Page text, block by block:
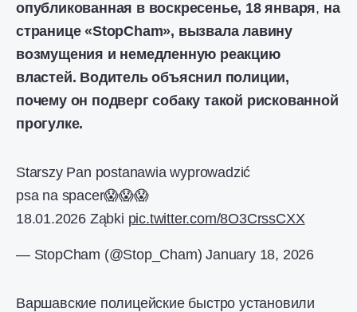
опубликованная в воскресенье, 18 января, на
странице «StopCham», вызвала лавину
возмущения и немедленную реакцию
властей. Водитель объяснил полиции,
почему он подверг собаку такой рискованной
прогулке.
Starszy Pan postanawia wyprowadzić
psa na spacer😱😱😱
18.01.2026 Ząbki pic.twitter.com/8O3CrssCXX
— StopCham (@Stop_Cham)January 18, 2026
Варшавские полицейские быстро установили